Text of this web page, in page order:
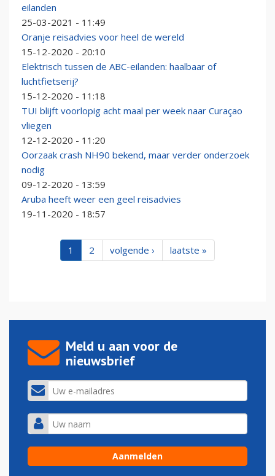
eilanden
25-03-2021 - 11:49
Oranje reisadvies voor heel de wereld
15-12-2020 - 20:10
Elektrisch tussen de ABC-eilanden: haalbaar of
luchtfietserij?
15-12-2020 - 11:18
TUI blijft voorlopig acht maal per week naar Curaçao
vliegen
12-12-2020 - 11:20
Oorzaak crash NH90 bekend, maar verder onderzoek
nodig
09-12-2020 - 13:59
Aruba heeft weer een geel reisadvies
19-11-2020 - 18:57
1 2 volgende › laatste »
Meld u aan voor de
nieuwsbrief